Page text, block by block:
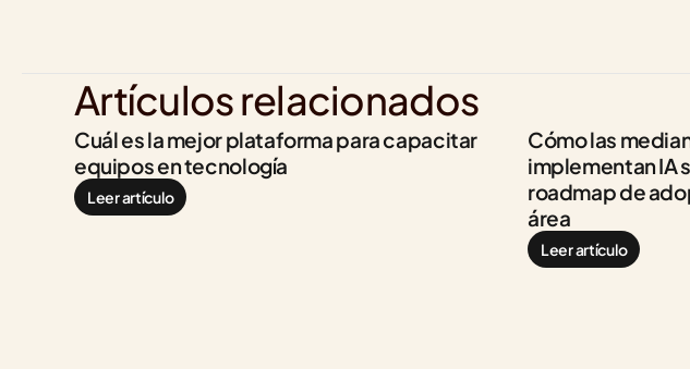
Artículos relacionados
Cuál es la mejor plataforma para capacitar
equipos en tecnología
Leer artículo
Cómo las
implementan IA
roadmap de
área
Leer artículo